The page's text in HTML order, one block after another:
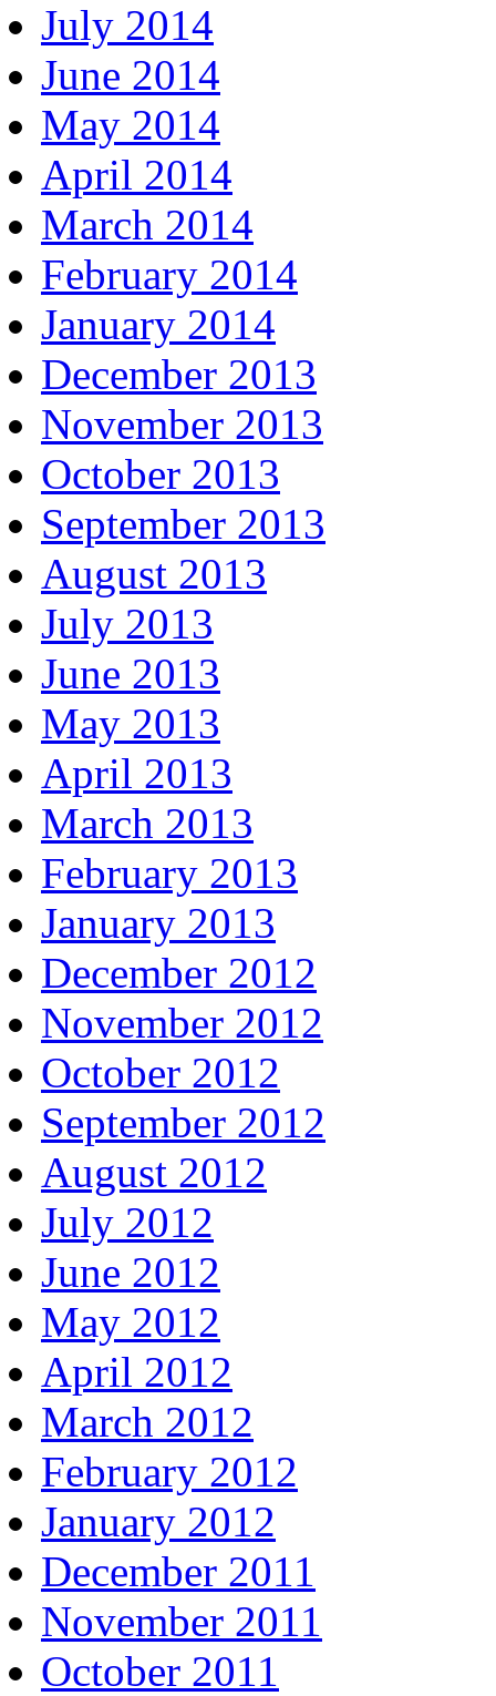
July 2014
June 2014
May 2014
April 2014
March 2014
February 2014
January 2014
December 2013
November 2013
October 2013
September 2013
August 2013
July 2013
June 2013
May 2013
April 2013
March 2013
February 2013
January 2013
December 2012
November 2012
October 2012
September 2012
August 2012
July 2012
June 2012
May 2012
April 2012
March 2012
February 2012
January 2012
December 2011
November 2011
October 2011